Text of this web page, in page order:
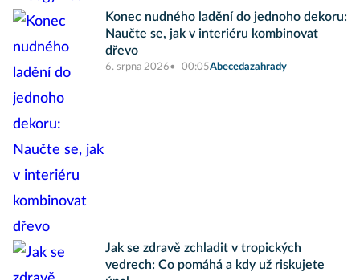
Konec nudného ladění do jednoho dekoru:
Naučte se, jak v interiéru kombinovat
dřevo
6. srpna 2026 00:05Abecedazahrady
Jak se zdravě zchladit v tropických
vedrech: Co pomáhá a kdy už riskujete